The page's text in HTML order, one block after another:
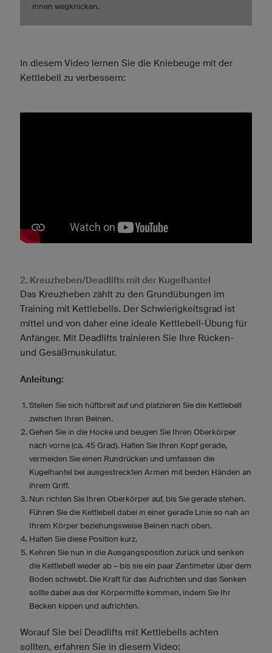
innen wegknicken.
In diesem Video lernen Sie die Kniebeuge mit der
Kettlebell zu verbessern:
2. Kreuzheben/Deadlifts mit der Kugelhantel
Das Kreuzheben zählt zu den Grundübungen im
Training mit Kettlebells. Der Schwierigkeitsgrad ist
mittel und von daher eine ideale Kettlebell-Übung für
Anfänger. Mit Deadlifts trainieren Sie Ihre Rücken-
und Gesäßmuskulatur.
Anleitung:
Stellen Sie sich hüftbreit auf und platzieren Sie die Kettlebell
zwischen Ihren Beinen.
Gehen Sie in die Hocke und beugen Sie Ihren Oberkörper
nach vorne (ca. 45 Grad). Halten Sie Ihren Kopf gerade,
vermeiden Sie einen Rundrücken und umfassen die
Kugelhantel bei ausgestreckten Armen mit beiden Händen an
ihrem Griff.
Nun richten Sie Ihren Oberkörper auf, bis Sie gerade stehen.
Führen Sie die Kettlebell dabei in einer gerade Linie so nah an
Ihrem Körper beziehungsweise Beinen nach oben.
Halten Sie diese Position kurz.
Kehren Sie nun in die Ausgangsposition zurück und senken
die Kettlebell wieder ab – bis sie ein paar Zentimeter über dem
Boden schwebt. Die Kraft für das Aufrichten und das Senken
sollte dabei aus der Körpermitte kommen, indem Sie Ihr
Becken kippen und aufrichten.
Worauf Sie bei Deadlifts mit Kettlebells achten
sollten, erfahren Sie in diesem Video: